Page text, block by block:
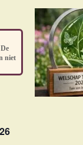
niet